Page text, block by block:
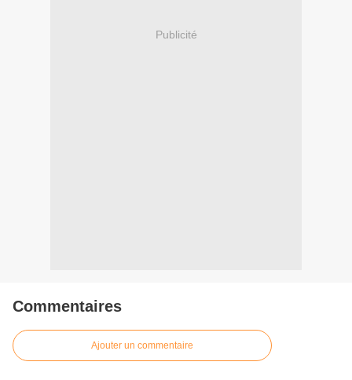
Publicité
Commentaires
Ajouter un commentaire